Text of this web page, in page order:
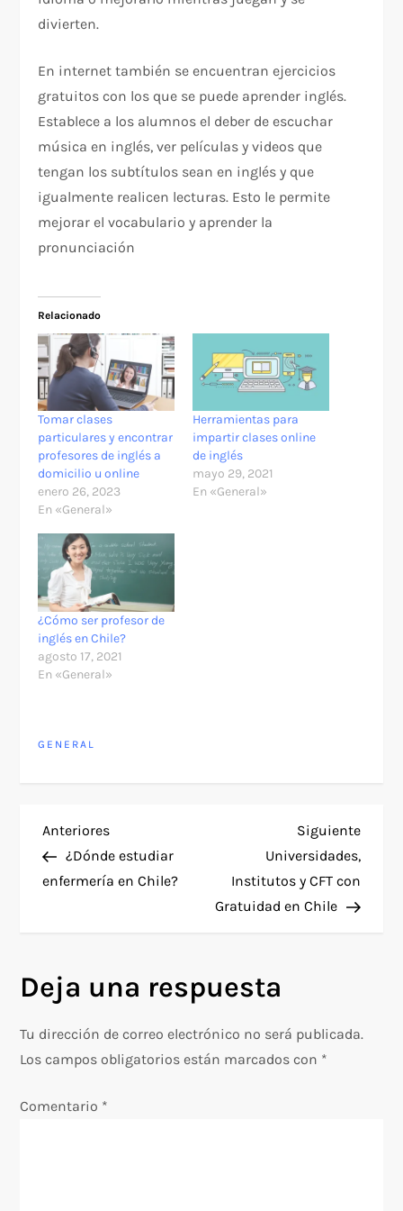
divierten.
En internet también se encuentran ejercicios
gratuitos con los que se puede aprender inglés.
Establece a los alumnos el deber de escuchar
música en inglés, ver películas y videos que
tengan los subtítulos sean en inglés y que
igualmente realicen lecturas. Esto le permite
mejorar el vocabulario y aprender la
pronunciación
Relacionado
Tomar clases
particulares y encontrar
profesores de inglés a
domicilio u online
enero 26, 2023
En «General»
Herramientas para
impartir clases online
de inglés
mayo 29, 2021
En «General»
¿Cómo ser profesor de
inglés en Chile?
agosto 17, 2021
En «General»
GENERAL
N
a
g
a
Entrada
anterior
Anteriores
¿Dónde estudiar
enfermería en Chile?
Siguiente
Universidades,
Institutos y CFT con
Gratuidad en Chile
Deja una respuesta
Tu dirección de correo electrónico no será publicada.
Los campos obligatorios están marcados con *
Comentario *